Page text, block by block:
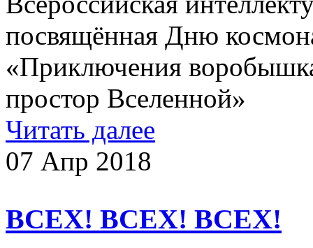
посвящённая Дню
«Приключения
простор Вселенной»
Читать далее
07 Апр 2018
ВСЕХ! ВСЕХ! ВСЕХ!